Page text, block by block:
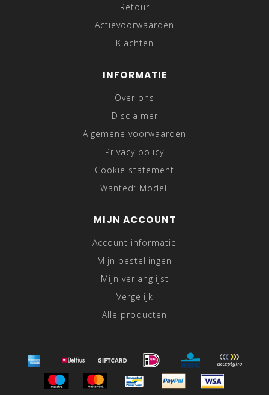
Retour
Actievoorwaarden
Klachten
INFORMATIE
Over ons
Disclaimer
Algemene voorwaarden
Privacy policy
Cookie statement
Wanted: Model!
MIJN ACCOUNT
Account informatie
Mijn bestellingen
Mijn verlanglijst
Vergelijk
Alle producten